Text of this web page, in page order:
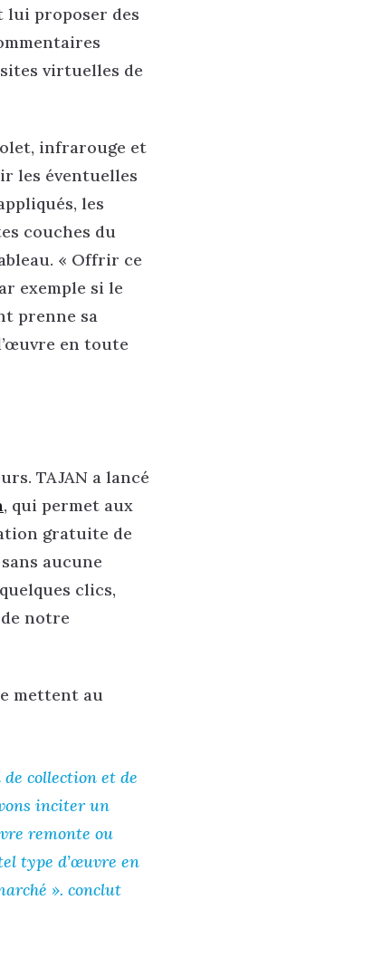
lui proposer des
virtuelles de
infrarouge et
les éventuelles
les
couches du
« Offrir ce
exemple si le
prenne sa
en toute
TAJAN a lancé
, qui permet aux
gratuite de
aucune
clics,
notre
mettent au
collection et de
inciter un
remonte ou
type d’œuvre en
». conclut